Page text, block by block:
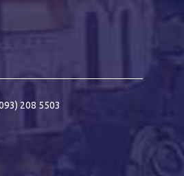
208 5503